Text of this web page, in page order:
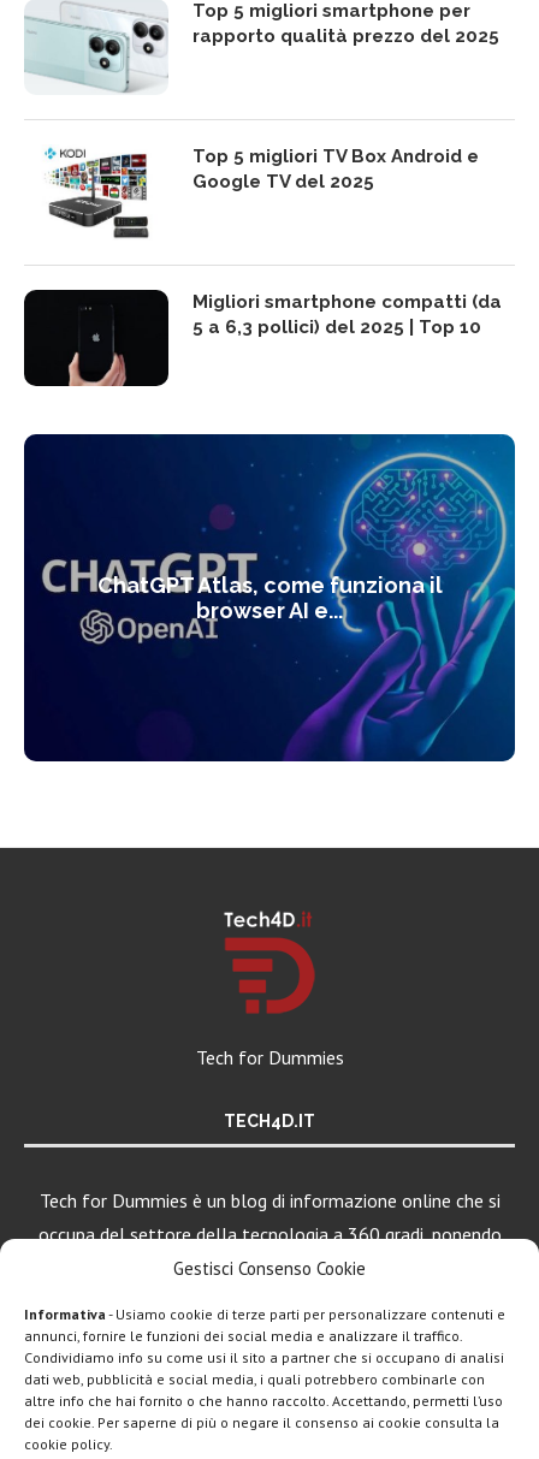
Gestisci Consenso Cookie
Informativa - Usiamo cookie di terze parti per personalizzare contenuti e
annunci, fornire le funzioni dei social media e analizzare il traffico.
Condividiamo info su come usi il sito a partner che si occupano di analisi
dati web, pubblicità e social media, i quali potrebbero combinarle con
altre info che hai fornito o che hanno raccolto. Accettando, permetti l’uso
dei cookie. Per saperne di più o negare il consenso ai cookie consulta la
cookie policy.
Top 5 migliori smartphone per
rapporto qualità prezzo del 2025
Top 5 migliori TV Box Android e
Google TV del 2025
Migliori smartphone compatti (da
5 a 6,3 pollici) del 2025 | Top 10
ChatGPT Atlas, come funziona il
browser AI e...
Tech for Dummies
TECH4D.IT
Tech for Dummies è un blog di informazione online che si
occupa del settore della tecnologia a 360 gradi, ponendo
una particolare attenzione al mondo Android, Apple e
LEGGI ANCHE
Motorola rinnova